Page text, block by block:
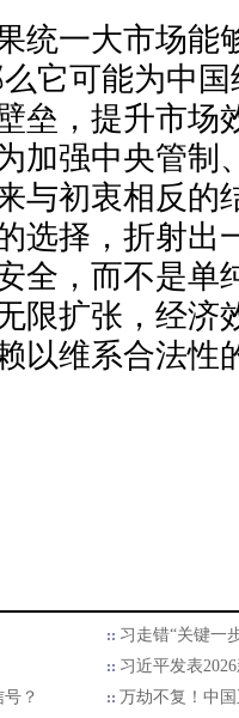
统一大市场能
它可能为中
垒，提升市场
加强中央管制
与初衷相反的
选择，折射出
全，而不是单
限扩张，经济
以维系合法性
习走错“关键一
习近平发表
？
万劫不复！中